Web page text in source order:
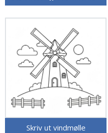
Skriv ut vindmølle